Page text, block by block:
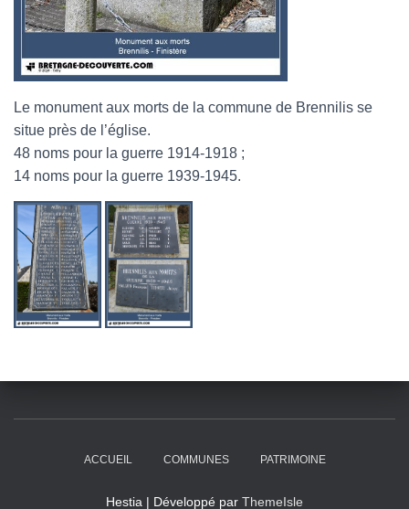
Le monument aux morts de la commune de Brennilis se
situe près de l’église.
48 noms pour la guerre 1914-1918 ;
14 noms pour la guerre 1939-1945.
ACCUEIL COMMUNES PATRIMOINE
Hestia | Développé par ThemeIsle